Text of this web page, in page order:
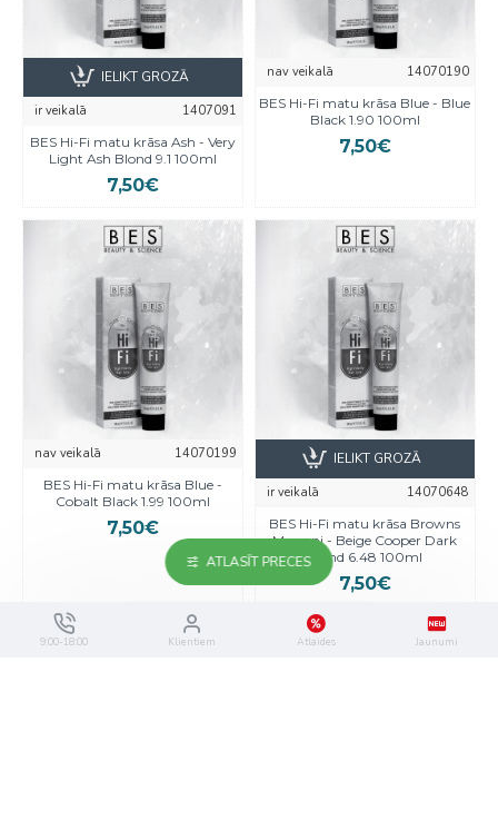
ir veikalā
1407091
BES Hi-Fi matu krāsa Ash - Very
Light Ash Blond 9.1 100ml
7,50€
IELIKT GROZĀ nav veikalā
14070190
BES Hi-Fi matu krāsa Blue - Blue
Black 1.90 100ml
7,50€
nav veikalā
14070199
BES Hi-Fi matu krāsa Blue -
Cobalt Black 1.99 100ml
7,50€
ir veikalā
14070648
BES Hi-Fi matu krāsa Browns
Marroni - Beige Cooper Dark
Blond 6.48 100ml
7,50€
IELIKT GROZĀ
9:00-18:00 Klientiem Atlaides Jaunumi
ATLASĪT PRECES